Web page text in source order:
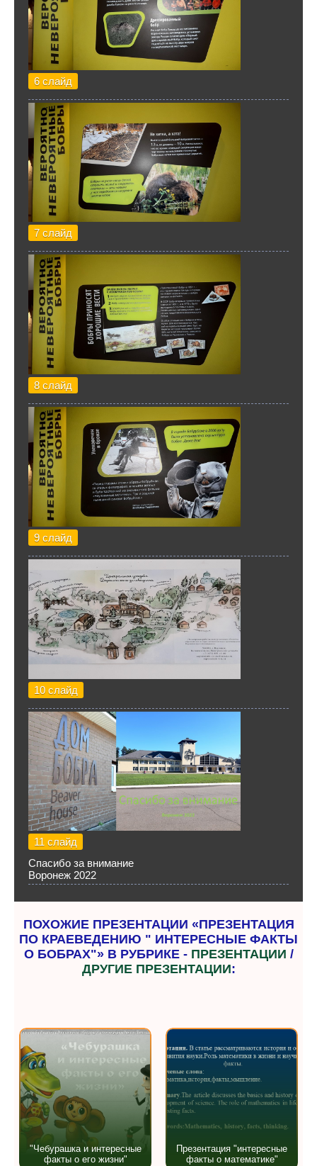
6 слайд
7 слайд
8 слайд
9 слайд
10 слайд
11 слайд
Спасибо за внимание
Воронеж 2022
ПОХОЖИЕ ПРЕЗЕНТАЦИИ «ПРЕЗЕНТАЦИЯ
ПО КРАЕВЕДЕНИЮ " ИНТЕРЕСНЫЕ ФАКТЫ
О БОБРАХ"» В РУБРИКЕ - ПРЕЗЕНТАЦИИ /
ДРУГИЕ ПРЕЗЕНТАЦИИ:
"Чебурашка и интересные
факты о его жизни"
Презентация "интересные
факты о математике"